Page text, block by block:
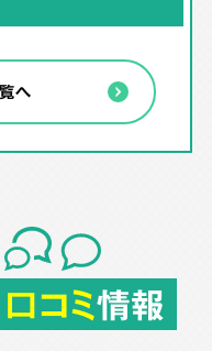
へ
口コミ情報